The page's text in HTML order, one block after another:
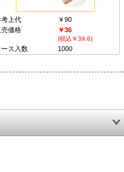
考上代
￥90
売価格
￥36
(税込￥39.6)
ース入数 1000